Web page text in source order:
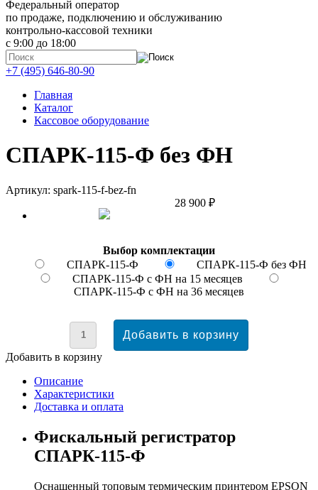
Федеральный оператор
по продаже, подключению и обслуживанию
контрольно-кассовой техники
с 9:00 до 18:00
+7 (495) 646-80-90
Главная
Каталог
Кассовое оборудование
СПАРК-115-Ф без ФН
Артикул: spark-115-f-bez-fn
28 900 ₽
Выбор комплектации
СПАРК-115-Ф
СПАРК-115-Ф без ФН
СПАРК-115-Ф с ФН на 15 месяцев
СПАРК-115-Ф с ФН на 36 месяцев
Добавить в корзину
Описание
Характеристики
Доставка и оплата
Фискальный регистратор
СПАРК-115-Ф
Оснащенный топовым термическим принтером EPSON